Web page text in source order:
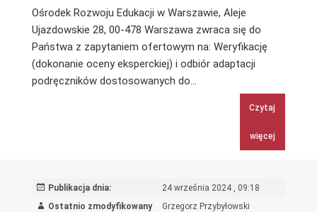
Ośrodek Rozwoju Edukacji w Warszawie, Aleje
Ujazdowskie 28, 00-478 Warszawa zwraca się do
Państwa z zapytaniem ofertowym na: Weryfikację
(dokonanie oceny eksperckiej) i odbiór adaptacji
podręczników dostosowanych do…
Czytaj
więcej
podręczników
do
potrzeb
Publikacja dnia:
24 września 2024 , 09:18
Ostatnio zmodyfikowany
Grzegorz Przybyłowski